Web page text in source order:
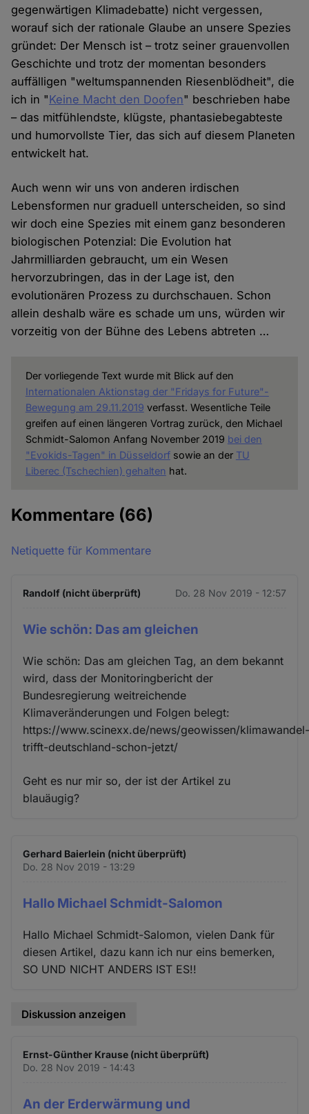
gegenwärtigen Klimadebatte) nicht vergessen,
worauf sich der rationale Glaube an unsere Spezies
gründet: Der Mensch ist – trotz seiner grauenvollen
Geschichte und trotz der momentan besonders
auffälligen "weltumspannenden Riesenblödheit", die
ich in "Keine Macht den Doofen" beschrieben habe
– das mitfühlendste, klügste, phantasiebegabteste
und humorvollste Tier, das sich auf diesem Planeten
entwickelt hat.
Auch wenn wir uns von anderen irdischen
Lebensformen nur graduell unterscheiden, so sind
wir doch eine Spezies mit einem ganz besonderen
biologischen Potenzial: Die Evolution hat
Jahrmilliarden gebraucht, um ein Wesen
hervorzubringen, das in der Lage ist, den
evolutionären Prozess zu durchschauen. Schon
allein deshalb wäre es schade um uns, würden wir
vorzeitig von der Bühne des Lebens abtreten …
Der vorliegende Text wurde mit Blick auf den
Internationalen Aktionstag der "Fridays for Future"-
Bewegung am 29.11.2019 verfasst. Wesentliche Teile
greifen auf einen längeren Vortrag zurück, den Michael
Schmidt-Salomon Anfang November 2019 bei den
"Evokids-Tagen" in Düsseldorfsowie an der TU
Liberec (Tschechien) gehalten hat.
Kommentare (66)
Netiquette für Kommentare
Randolf (nicht überprüft) Do. 28 Nov 2019 - 12:57
Wie schön: Das am gleichen
Wie schön: Das am gleichen Tag, an dem bekannt
wird, dass der Monitoringbericht der
Bundesregierung weitreichende
Klimaveränderungen und Folgen belegt:
https://www.scinexx.de/news/geowissen/
trifft-deutschland-schon-jetzt/
Geht es nur mir so, der ist der Artikel zu
blauäugig?
Gerhard Baierlein (nicht überprüft)
Do. 28 Nov 2019 - 13:29
Hallo Michael Schmidt-Salomon
Hallo Michael Schmidt-Salomon, vielen Dank für
diesen Artikel, dazu kann ich nur eins bemerken,
SO UND NICHT ANDERS IST ES!!
Diskussion anzeigen
Ernst-Günther Krause (nicht überprüft)
Do. 28 Nov 2019 - 14:43
An der Erderwärmung und